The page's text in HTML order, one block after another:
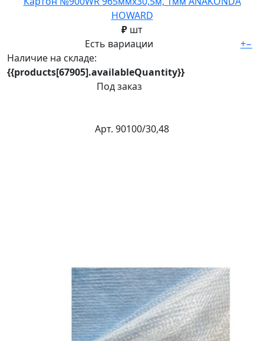
HOWARD
₽ шт
Есть вариации
Наличие на складе:
{{products[67905].availableQuantity}}
Под заказ
+−
Арт. 90100/30,48